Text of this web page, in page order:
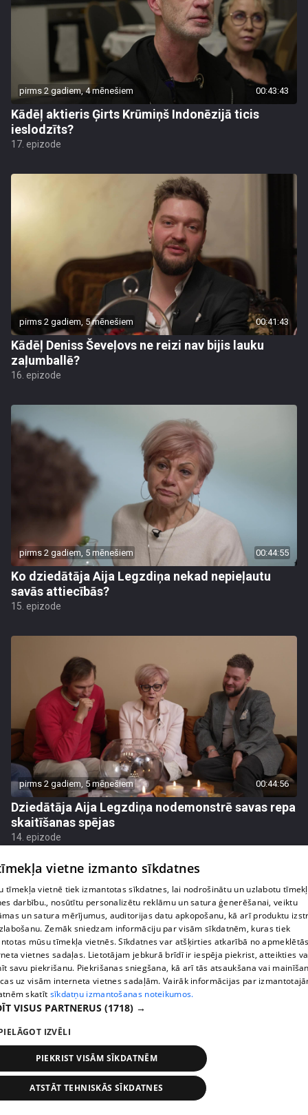
pirms 2 gadiem, 4 mēnešiem 00:43:43
Kādēļ aktieris Ģirts Krūmiņš Indonēzijā ticis
ieslodzīts?
17. epizode
pirms 2 gadiem, 5 mēnešiem 00:41:43
Kādēļ Deniss Ševeļovs ne reizi nav bijis lauku
zaļumballē?
16. epizode
pirms 2 gadiem, 5 mēnešiem 00:44:55
Ko dziedātāja Aija Legzdiņa nekad nepieļautu
savās attiecībās?
15. epizode
pirms 2 gadiem, 5 mēnešiem 00:44:56
Dziedātāja Aija Legzdiņa nodemonstrē savas repa
skaitīšanas spējas
14. epizode
pirms 2 gadiem, 5 mēnešiem
Deniss Ševeļovs atklāj, ka vārdu salikums "modes
mākslinieks" viņam uzdzen vēmienu
vietne izmanto sīkdatnes
tīmekļa vietnē tiek izmantotas sīkdatnes, lai nodrošinātu un uzlabotu
darbību., nosūtītu personalizētu reklāmu un satura ģenerēšanai, veiktu
un satura mērījumus, auditorijas datu apkopošanu, kā arī produktu
Zemāk sniedzam informāciju par visām sīkdatnēm, kuras tiek
mūsu tīmekļa vietnēs. Sīkdatnes var atšķirties atkarībā no
vietnes sadaļas. Lietotājam jebkurā brīdī ir iespēja piekrist, atteikties
savu piekrišanu. Piekrišanas sniegšana, kā arī tās atsaukšana vai
uz visām interneta vietnes sadaļām. Vairāk informācijas par
skatīt sīkdatņu izmantošanas noteikumos.
VISUS PARTNERUS (1718) →
IZVĒLI
PIEKRIST VISĀM SĪKDATNĒM
ATSTĀT TEHNISKĀS SĪKDATNES